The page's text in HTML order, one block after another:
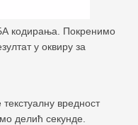
кодирања. Покренимо
у оквиру за
вредност
делић секунде.